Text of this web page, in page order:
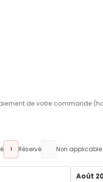
de votre commande
1 Réservé Non applicable
Août